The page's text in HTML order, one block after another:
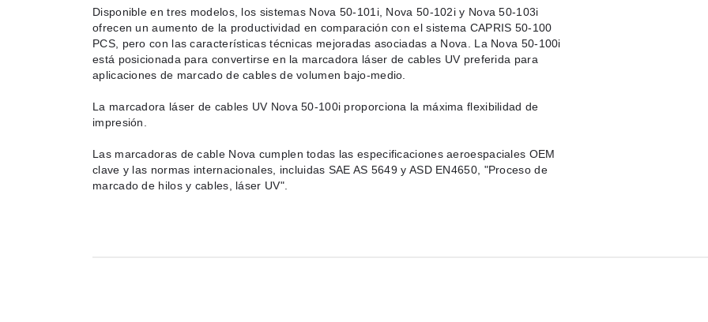
Disponible en tres modelos, los sistemas Nova 50-101i, Nova 50-102i y Nova 50-103i
ofrecen un aumento de la productividad en comparación con el sistema CAPRIS 50-100
PCS, pero con las características técnicas mejoradas asociadas a Nova. La Nova 50-100i
está posicionada para convertirse en la marcadora láser de cables UV preferida para
aplicaciones de marcado de cables de volumen bajo-medio.
La marcadora láser de cables UV Nova 50-100i proporciona la máxima flexibilidad de
impresión.
Las marcadoras de cable Nova cumplen todas las especificaciones aeroespaciales OEM
clave y las normas internacionales, incluidas SAE AS 5649 y ASD EN4650, "Proceso de
marcado de hilos y cables, láser UV".